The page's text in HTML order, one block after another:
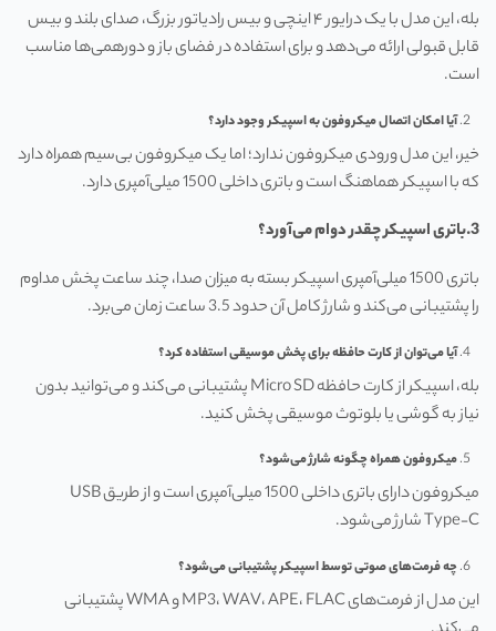
بله، این مدل با یک درایور ۴ اینچی و بیس رادیاتور بزرگ، صدای بلند و بیس
قابل قبولی ارائه می‌دهد و برای استفاده در فضای باز و دورهمی‌ها مناسب
است.
آیا امکان اتصال میکروفون به اسپیکر وجود دارد؟
خیر، این مدل ورودی میکروفون ندارد؛ اما یک میکروفون بی‌سیم همراه دارد
که با اسپیکر هماهنگ است و باتری داخلی 1500 میلی‌آمپری دارد.
3.باتری اسپیکر چقدر دوام می‌آورد؟
باتری 1500 میلی‌آمپری اسپیکر بسته به میزان صدا، چند ساعت پخش مداوم
را پشتیبانی می‌کند و شارژ کامل آن حدود 3.5 ساعت زمان می‌برد.
آیا می‌توان از کارت حافظه برای پخش موسیقی استفاده کرد؟
بله، اسپیکر از کارت حافظه Micro SD پشتیبانی می‌کند و می‌توانید بدون
نیاز به گوشی یا بلوتوث موسیقی پخش کنید.
میکروفون همراه چگونه شارژ می‌شود؟
میکروفون دارای باتری داخلی 1500 میلی‌آمپری است و از طریق USB
Type‑C شارژ می‌شود.
چه فرمت‌های صوتی توسط اسپیکر پشتیبانی می‌شود؟
این مدل از فرمت‌های MP3، WAV، APE، FLAC و WMA پشتیبانی